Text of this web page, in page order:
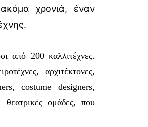
χρονιά, έναν
από 200 καλλιτέχνες.
αρχιτέκτονες,
costume designers,
θεατρικές ομάδες, που